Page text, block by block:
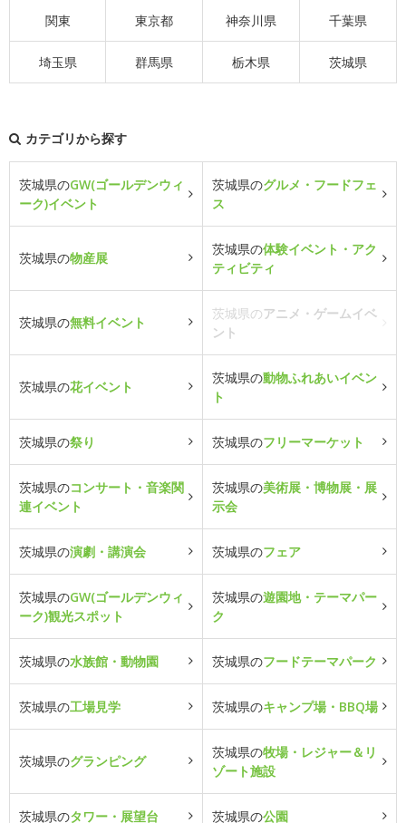
関東 東京都 神奈川県 千葉県
埼玉県 群馬県 栃木県 茨城県
カテゴリから探す
茨城県のGW(ゴールデンウィ
ーク)イベント
茨城県のグルメ・フードフェ
ス
茨城県の物産展
茨城県の体験イベント・アク
ティビティ
茨城県の無料イベント
茨城県のアニメ・ゲームイベ
ント
茨城県の花イベント
茨城県の動物ふれあいイベン
ト
茨城県の祭り 茨城県のフリーマーケット
茨城県のコンサート・音楽関
連イベント
茨城県の美術展・博物展・展
示会
茨城県の演劇・講演会 茨城県のフェア
茨城県のGW(ゴールデンウィ
ーク)観光スポット
茨城県の遊園地・テーマパー
ク
茨城県の水族館・動物園 茨城県のフードテーマパーク
茨城県の工場見学 茨城県のキャンプ場・BBQ場
茨城県のグランピング
茨城県の牧場・レジャー＆リ
ゾート施設
茨城県のタワー・展望台 茨城県の公園